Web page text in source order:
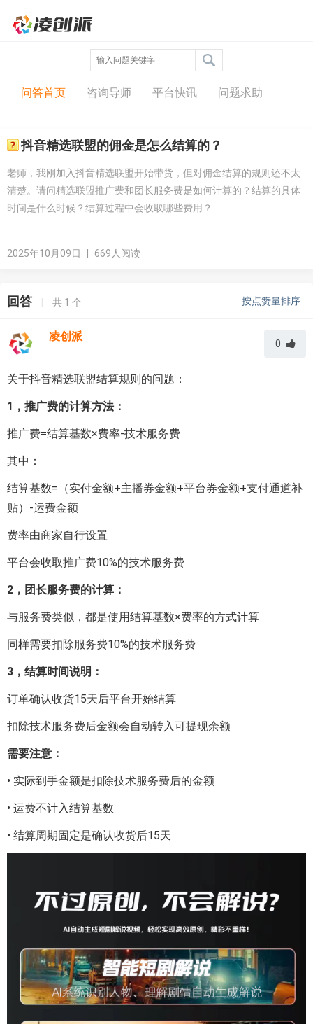
问答中心
问答首页 咨询导师 平台快讯 问题求助
抖音精选联盟的佣金是怎么结算的？
老师，我刚加入抖音精选联盟开始带货，但对佣金结算的规则还不太
清楚。请问精选联盟推广费和团长服务费是如何计算的？结算的具体
时间是什么时候？结算过程中会收取哪些费用？
2025年10月09日 669人阅读
回答 | 共 1 个 按点赞量排序
凌创派
0
关于抖音精选联盟结算规则的问题：
1，推广费的计算方法：
推广费=结算基数×费率-技术服务费
其中：
结算基数=（实付金额+主播券金额+平台券金额+支付通道补
贴）-运费金额
费率由商家自行设置
平台会收取推广费10%的技术服务费
2，团长服务费的计算：
与服务费类似，都是使用结算基数×费率的方式计算
同样需要扣除服务费10%的技术服务费
3，结算时间说明：
订单确认收货15天后平台开始结算
扣除技术服务费后金额会自动转入可提现余额
需要注意：
• 实际到手金额是扣除技术服务费后的金额
• 运费不计入结算基数
• 结算周期固定是确认收货后15天